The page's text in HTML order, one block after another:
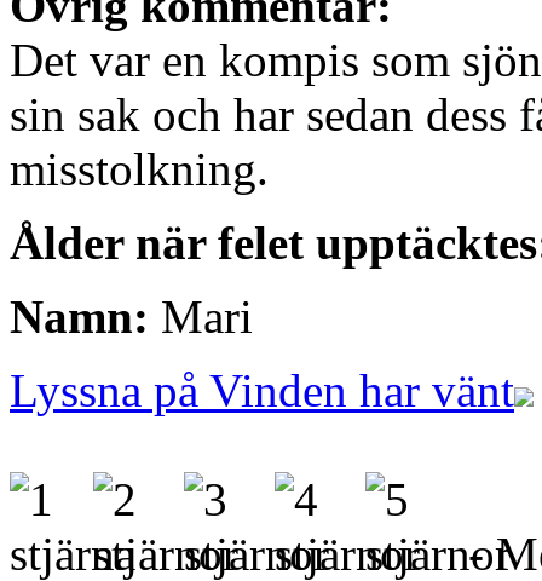
Det var en kompis som
sin sak och har sedan
misstolkning.
Ålder när felet
Namn: Mari
Lyssna på Vinden har vänt
-